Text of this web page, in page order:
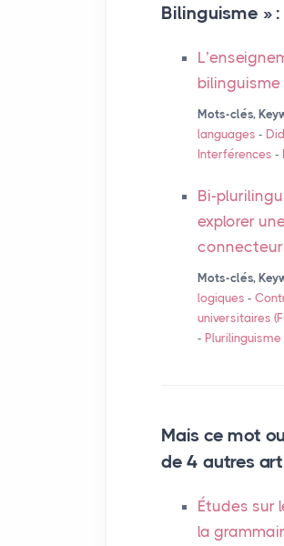
Bilinguisme » :
bilinguisme
Mots-clés,
languages -
Interférences -
Bi-
explorer
Mots-clés,
logiques -
universitaires (
- Plurilinguisme
Mais ce mot
de 4 autres
Études sur
la